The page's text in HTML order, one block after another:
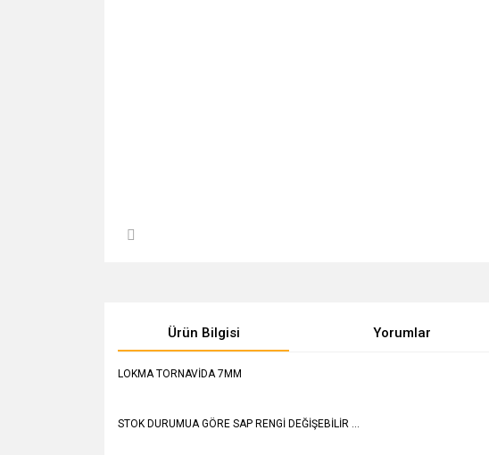
Ürün Bilgisi Yorumlar
LOKMA TORNAVİDA 7MM
STOK DURUMUA GÖRE SAP RENGİ DEĞİŞEBİLİR ...